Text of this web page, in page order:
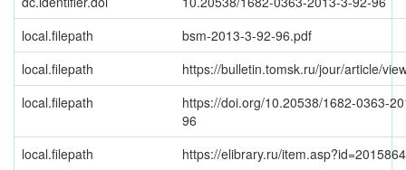
local.filepath
bsm-2013-3-92-96.pdf
local.filepath
https://bulletin.tomsk.ru/jour/article/
local.filepath
https://doi.org/10.20538/1682-0363-
96
local.filepath
https://elibrary.ru/